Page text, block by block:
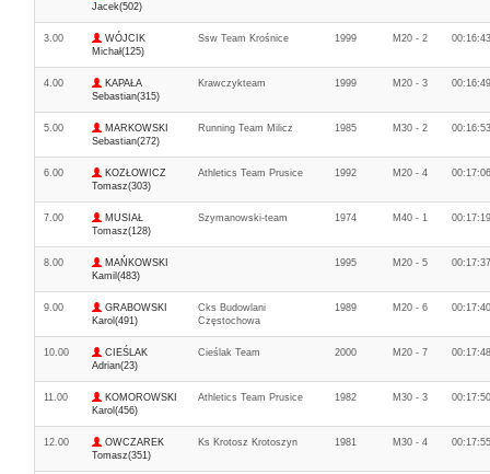
Jacek(502)
3.00
WÓJCIK
Michał(125)
Ssw Team Krośnice 1999 M20 - 2 00:16:43
4.00
KAPAŁA
Sebastian(315)
Krawczykteam 1999 M20 - 3 00:16:49
5.00
MARKOWSKI
Sebastian(272)
Running Team Milicz 1985 M30 - 2 00:16:53
6.00
KOZŁOWICZ
Tomasz(303)
Athletics Team Prusice 1992 M20 - 4 00:17:06
7.00
MUSIAŁ
Tomasz(128)
Szymanowski-team 1974 M40 - 1 00:17:19
8.00
MAŃKOWSKI
Kamil(483)
1995 M20 - 5 00:17:37
9.00
GRABOWSKI
Karol(491)
Cks Budowlani
Częstochowa
1989 M20 - 6 00:17:40
10.00
CIEŚLAK
Adrian(23)
Cieślak Team 2000 M20 - 7 00:17:48
11.00
KOMOROWSKI
Karol(456)
Athletics Team Prusice 1982 M30 - 3 00:17:50
12.00
OWCZAREK
Tomasz(351)
Ks Krotosz Krotoszyn 1981 M30 - 4 00:17:55